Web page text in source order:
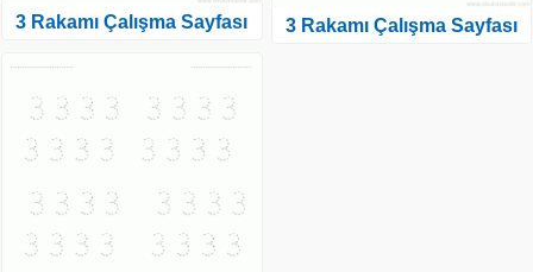
3 Rakamı Çalışma Sayfası 3 Rakamı Çalışma Sayfası